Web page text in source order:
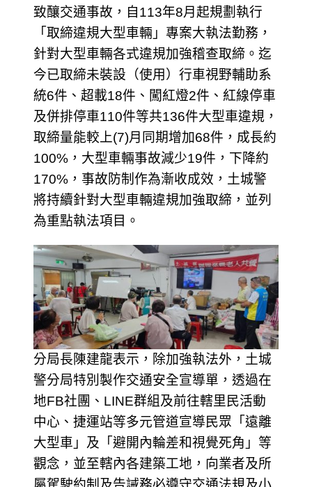
致釀交通事故，自113年8月起規劃執行
「取締違規大型車輛」專案大執法勤務，
針對大型車輛各式違規加強稽查取締。迄
今已取締未裝設（使用）行車視野輔助系
統6件、超載18件、闖紅燈2件、紅線停車
及併排停車110件等共136件大型車違規，
取締量能較上(7)月同期增加68件，成長約
100%，大型車輛事故減少19件，下降約
170%，事故防制作為漸收成效，土城警
將持續針對大型車輛違規加強取締，並列
為重點執法項目。
分局長陳建龍表示，除加強執法外，土城
警分局特別製作交通安全宣導單，透過在
地FB社團、LINE群組及前往轄里民活動
中心、捷運站等多元管道宣導民眾「遠離
大型車」及「避開內輪差和視覺死角」等
觀念，並至轄內各建築工地，向業者及所